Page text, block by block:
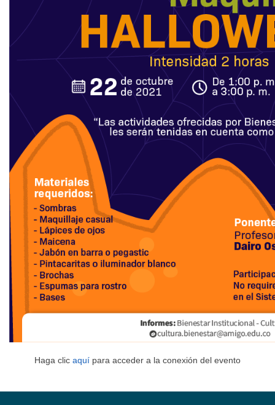
Haga clic aquí para acceder a la conexión del evento